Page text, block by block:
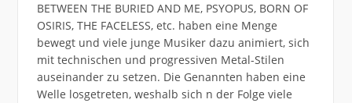
BETWEEN THE BURIED AND ME, PSYOPUS, BORN OF
OSIRIS, THE FACELESS, etc. haben eine Menge
bewegt und viele junge Musiker dazu animiert, sich
mit technischen und progressiven Metal-Stilen
auseinander zu setzen. Die Genannten haben eine
Welle losgetreten, weshalb sich n der Folge viele